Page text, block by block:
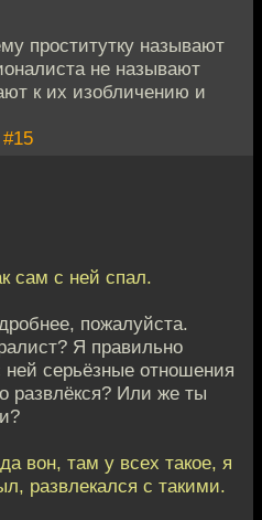
проститутку называют
не называют
к их изобличению и
#15
сам с ней спал.
пожалуйста.
Я правильно
серьёзные отношения
развлёкся? Или же ты
вон, там у всех такое, я
развлекался с такими.